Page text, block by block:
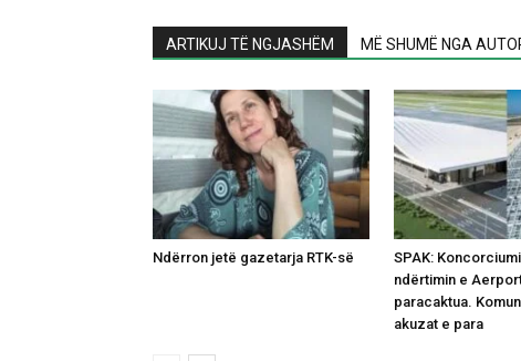
ARTIKUJ TË NGJASHËM MË SHUMË NGA
Ndërron jetë gazetarja RTK-së
SPAK:
ndërtimin e
paracaktua.
akuzat e para